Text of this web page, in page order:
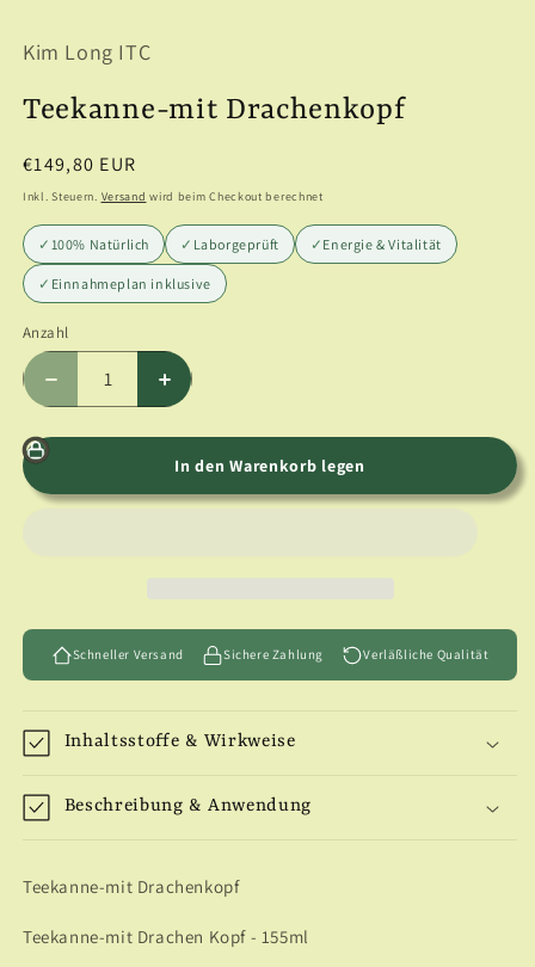
Modal
Kim Long ITC
Teekanne-mit Drachenkopf
Normaler
Preis
€149,80 EUR
Inkl. Steuern. Versand wird beim Checkout berechnet
✓ 100% Natürlich ✓ Laborgeprüft ✓ Energie & Vitalität
✓ Einnahmeplan inklusive
Anzahl
Anzahl
Verringere
die
Menge
Teekanne-
Erhöhe
die
Menge
für
Teekanne-
In den Warenkorb legen
Schneller Versand Sichere Zahlung Verläßliche Qualität
Inhaltsstoffe & Wirkweise
Beschreibung & Anwendung
Teekanne-mit Drachenkopf
Teekanne-mit Drachen Kopf - 155ml